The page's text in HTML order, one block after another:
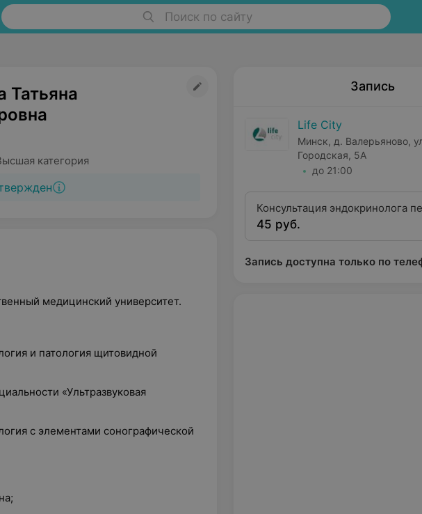
Поиск по сайту
Татьяна
категория
медицинский университет.
и патология щитовидной
«Ультразвуковая
с элементами сонографической
Запись
Life City
Минск, д. Валерьяново,
Городская, 5А
до 21:00
Консультация эндокринолога
квалификационной категории
45 руб.
Запись доступна только по